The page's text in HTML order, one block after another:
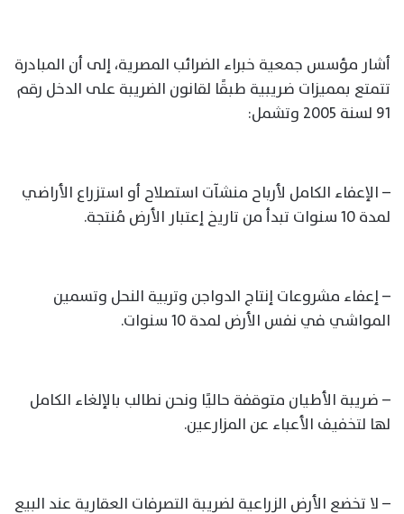
أشار مؤسس جمعية خبراء الضرائب المصرية، إلى أن المبادرة
تتمتع بمميزات ضريبية طبقًا لقانون الضريبة على الدخل رقم
91 لسنة 2005 وتشمل:
– الإعفاء الكامل لأرباح منشآت استصلاح أو استزراع الأراضي
لمدة 10 سنوات تبدأ من تاريخ إعتبار الأرض مُنتجة.
– إعفاء مشروعات إنتاج الدواجن وتربية النحل وتسمين
المواشي في نفس الأرض لمدة 10 سنوات.
– ضريبة الأطيان متوقفة حاليًا ونحن نطالب بالإلغاء الكامل
لها لتخفيف الأعباء عن المزارعين.
– لا تخضع الأرض الزراعية لضريبة التصرفات العقارية عند البيع